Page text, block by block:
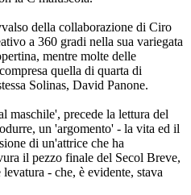
della collaborazione di Ciro
a 360 gradi nella sua variegata
mentre molte delle
quella di quarta di
Solinas, David Panone.
maschile', precede la lettura del
un 'argomento' - la vita ed il
di un'attrice che ha
il pezzo finale del Secol Breve,
- che, è evidente, stava